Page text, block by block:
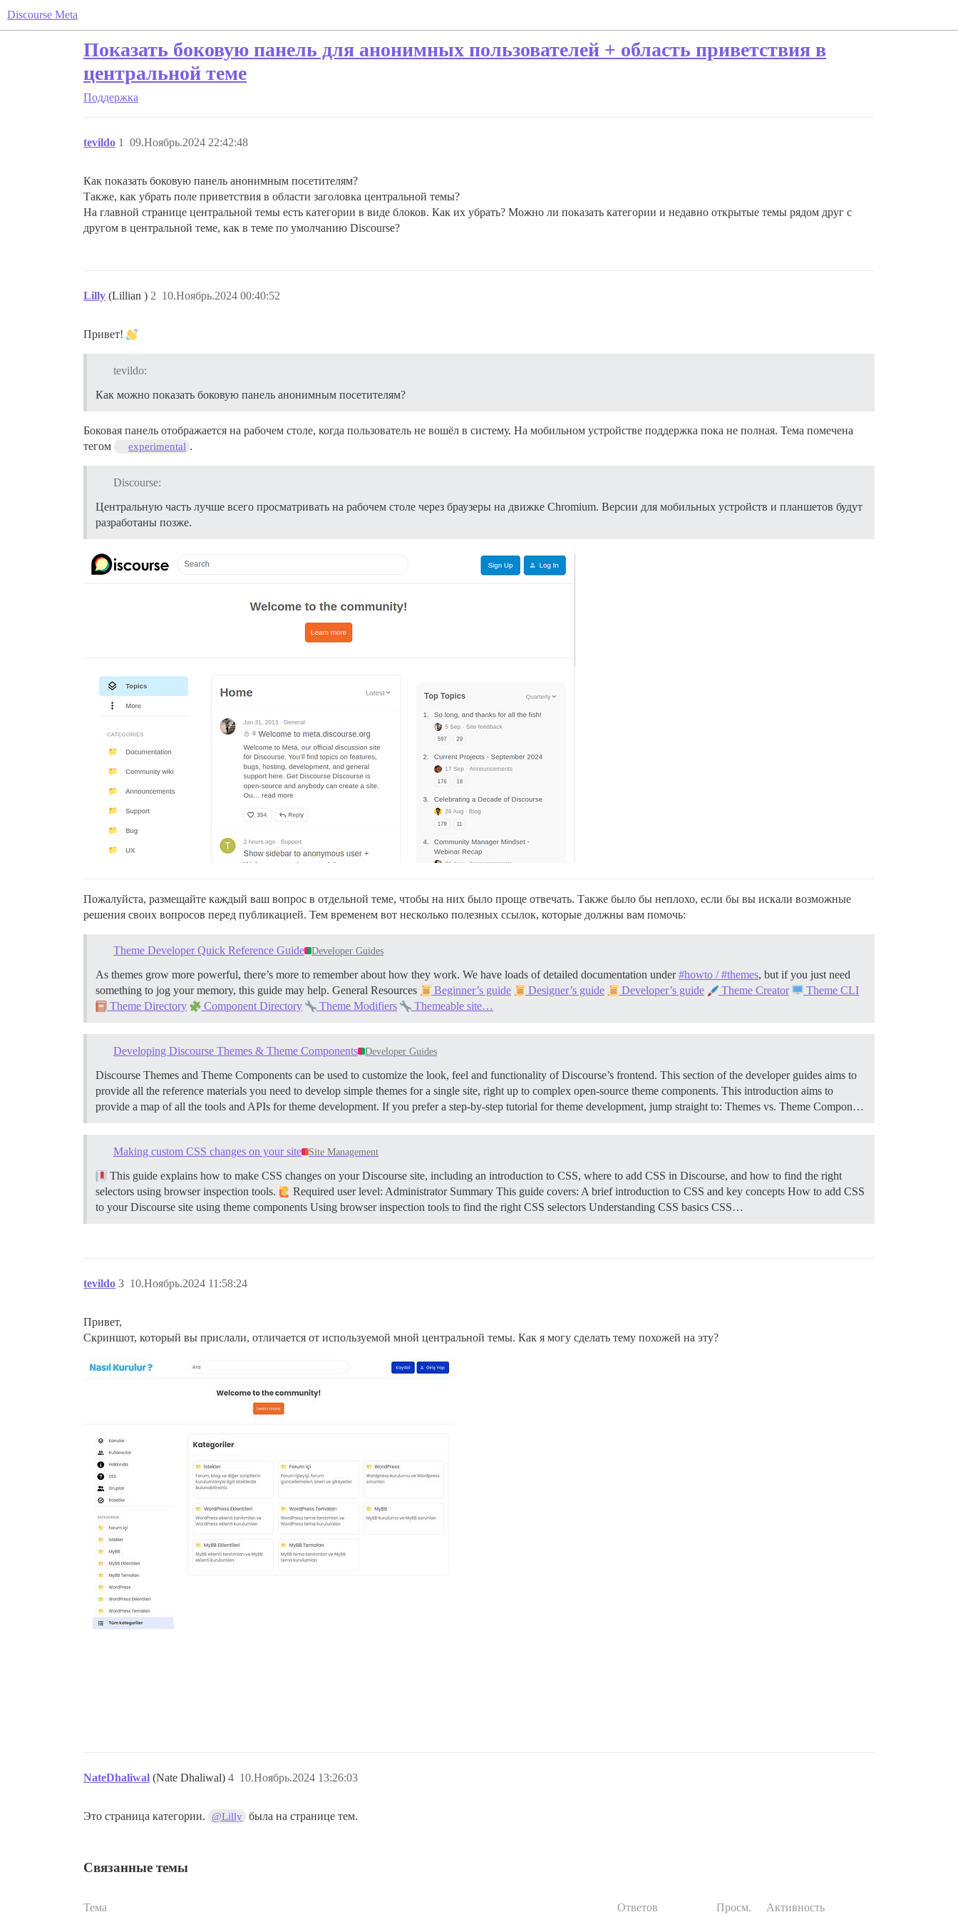
Discourse Meta
Показать боковую панель для анонимных пользователей + область приветствия в
центральной теме
Поддержка
tevildo 09.Ноябрь.2024 22:42:48
1
Как показать боковую панель анонимным посетителям?
Также, как убрать поле приветствия в области заголовка центральной темы?
На главной странице центральной темы есть категории в виде блоков. Как их убрать? Можно ли показать категории и недавно открытые темы рядом друг с
другом в центральной теме, как в теме по умолчанию Discourse?
Lilly (Lillian ) 10.Ноябрь.2024 00:40:52
2
Привет!
tevildo:
Как можно показать боковую панель анонимным посетителям?
Боковая панель отображается на рабочем столе, когда пользователь не вошёл в систему. На мобильном устройстве поддержка пока не полная. Тема помечена
тегом
experimental .
Discourse:
Центральную часть лучше всего просматривать на рабочем столе через браузеры на движке Chromium. Версии для мобильных устройств и планшетов будут
разработаны позже.
Пожалуйста, размещайте каждый ваш вопрос в отдельной теме, чтобы на них было проще отвечать. Также было бы неплохо, если бы вы искали возможные
решения своих вопросов перед публикацией. Тем временем вот несколько полезных ссылок, которые должны вам помочь:
Theme Developer Quick Reference Guide Developer Guides
As themes grow more powerful, there’s more to remember about how they work. We have loads of detailed documentation under#howto / #themes, but if you just need
something to jog your memory, this guide may help. General Resources Beginner’s guide Designer’s guide Developer’s guide Theme Creator
Theme CLI
Theme Directory
Component Directory Theme Modifiers Themeable site…
Developing Discourse Themes & Theme Components Developer Guides
Discourse Themes and Theme Components can be used to customize the look, feel and functionality of Discourse’s frontend. This section of the developer guides aims to
provide all the reference materials you need to develop simple themes for a single site, right up to complex open-source theme components. This introduction aims to
provide a map of all the tools and APIs for theme development. If you prefer a step-by-step tutorial for theme development, jump straight to: Themes vs. Theme Compon…
Making custom CSS changes on your site Site Management
This guide explains how to make CSS changes on your Discourse site, including an introduction to CSS, where to add CSS in Discourse, and how to find the right
selectors using browser inspection tools.
Required user level: Administrator Summary This guide covers: A brief introduction to CSS and key concepts How to add CSS
to your Discourse site using theme components Using browser inspection tools to find the right CSS selectors Understanding CSS basics CSS…
tevildo 10.Ноябрь.2024 11:58:24
3
Привет,
Скриншот, который вы прислали, отличается от используемой мной центральной темы. Как я могу сделать тему похожей на эту?
NateDhaliwal (Nate Dhaliwal) 10.Ноябрь.2024 13:26:03
4
Это страница категории. @Lilly была на странице тем.
Связанные темы
Тема Ответов Просм. Активность